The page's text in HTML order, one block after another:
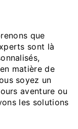
que
sont là
matière de
soyez un
aventure ou
les solutions